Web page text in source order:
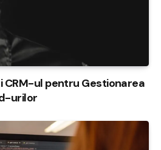
CRM-ul pentru Gestionarea
urilor